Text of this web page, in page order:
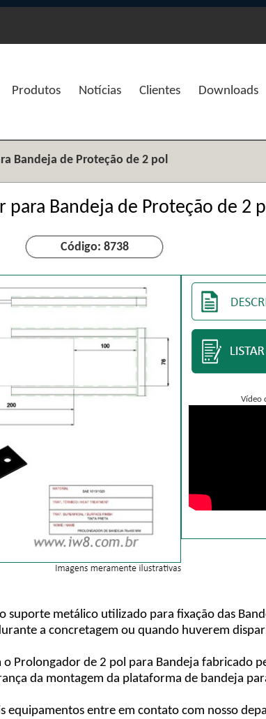
Produtos Notícias Clientes Downloads
Bandeja de Proteção de 2 pol
para Bandeja de Proteção de 2
Código: 8738
Vídeo
suporte metálico utilizado para fixação das
a concretagem ou quando huverem
o Prolongador de 2 pol para Bandeja fabricado
da montagem da plataforma de bandeja
equipamentos entre em contato com nosso